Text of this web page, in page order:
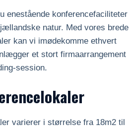
enestående konferencefaciliteter
natur. Med vores brede
kan vi imødekomme ethvert
et stort firmaarrangement
session.
varierer i størrelse fra 18m2 til